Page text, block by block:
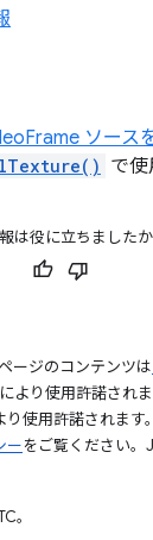
ソース
で使
は役に立ちました
ージのコンテンツは
により使用許諾され
り使用許諾されます
ーをご覧ください
。